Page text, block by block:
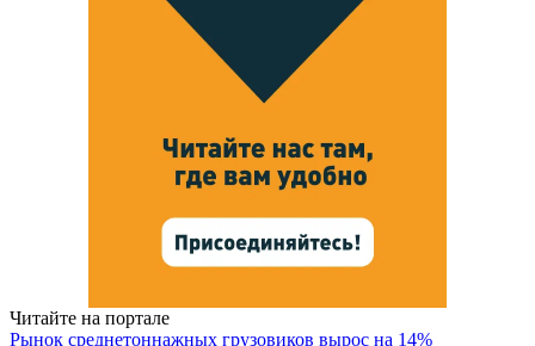
Читайте на портале
Рынок среднетоннажных грузовиков вырос на 14%